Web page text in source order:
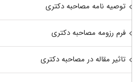
توصیه نامه مصاحبه دکتری
فرم رزومه مصاحبه دکتری
تاثیر مقاله در مصاحبه دکتری